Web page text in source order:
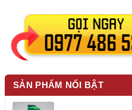
SẢN PHẨM NỔI BẬT